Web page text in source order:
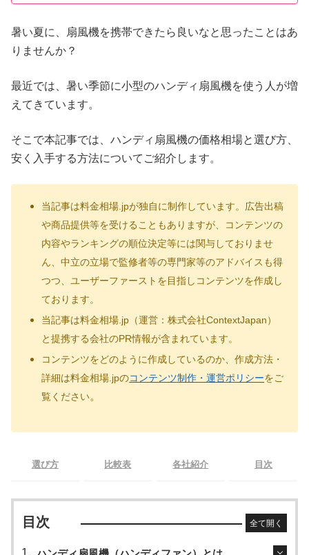
暑い夏に、扇風機を携帯できたら良いなと思ったことはあ
りませんか？
最近では、暑い季節に小型のハンディ扇風機を使う人が増
えてきています。
そこで本記事では、ハンディ扇風機の価格相場と選び方、
安く入手する方法についてご紹介します。
当記事は料金相場.jpが独自に制作しています。広告出稿
や商品提供等を受けることもありますが、コンテンツの
内容やランキングの順位決定等には関与しておりませ
ん、中立の立場で監修者等の専門家等のアドバイスも得
つつ、ユーザーファーストを目指しコンテンツを作成し
ております。
当記事は料金相場.jp（運営：株式会社ContextJapan）
と提携する会社のPR情報が含まれています。
コンテンツをどのように作成しているのか、作成方法・
詳細は料金相場.jpのコンテンツ制作・運営ポリシーをご
覧ください。
選び方 比較表 各社紹介 目次
目次 全て開く